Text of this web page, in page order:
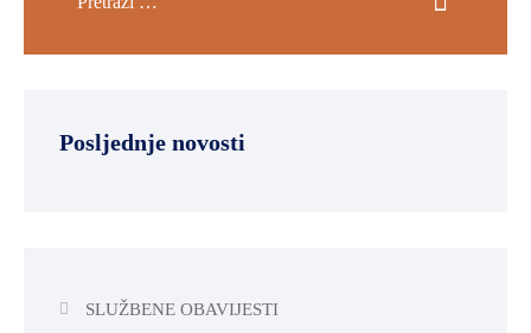
Posljednje novosti
SLUŽBENE OBAVIJESTI